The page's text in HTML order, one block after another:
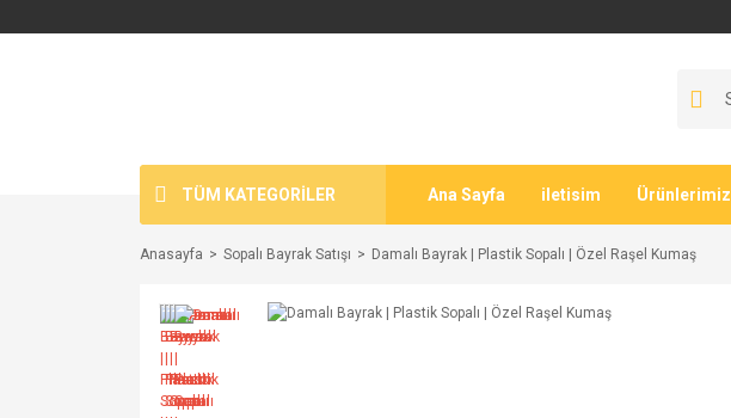
TÜM KATEGORİLER Ana Sayfa iletisim Ürünlerimiz
Anasayfa Sopalı Bayrak Satışı Damalı Bayrak | Plastik Sopalı | Özel Raşel Kumaş